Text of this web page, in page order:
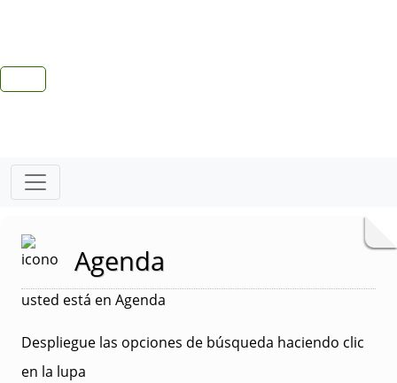
Agenda
usted está en Agenda
Despliegue las opciones de búsqueda haciendo clic
en la lupa